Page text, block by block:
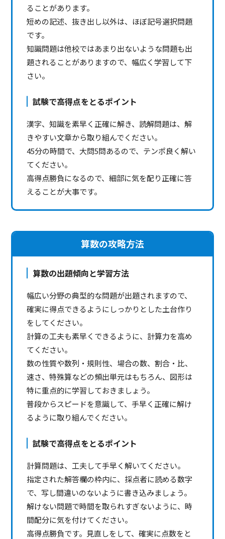
ることがあります。
短めの記述、抜き出し以外は、ほぼ記号選択問題
です。
知識問題は他校ではあまり出ないような問題も出
題されることがありますので、幅広く学習して下
さい。
試験で高得点をとるポイント
漢字、知識を素早く正確に解き、読解問題は、解
きやすい文章から取り組んでください。
45分の時間で、大問5問あるので、テンポ良く解い
てください。
高得点勝負になるので、細部に気を配り正確に答
えることが大事です。
算数の攻略方法
算数の出題傾向と学習方法
幅広い分野の典型的な問題が出題されますので、
確実に得点できるようにしっかりとした土台作り
をしてください。
計算の工夫も素早くできるように、計算力を高め
てください。
数の性質や数列・規則性、場合の数、割合・比、
速さ、特殊算などの頻出単元はもちろん、図形は
特に重点的に学習しておきましょう。
普段からスピードを意識して、手早く正確に解け
るように取り組んでください。
試験で高得点をとるポイント
計算問題は、工夫して手早く解いてください。
指定された解答欄の枠内に、採点者に読める数字
で、写し間違いのないように書き込みましょう。
解けない問題で時間を取られすぎないように、時
間配分に気を付けてください。
高得点勝負です。見直しをして、確実に点数をと